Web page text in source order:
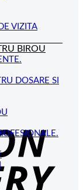
VIZITA
BIROU
DOSARE SI